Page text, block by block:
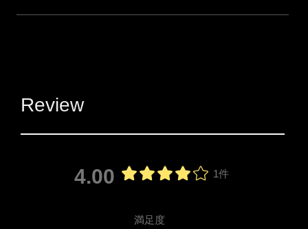
Review
4.00 1件
満足度